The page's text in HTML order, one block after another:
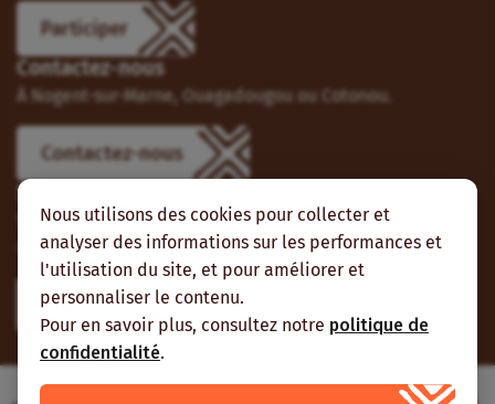
Nous utilisons des cookies pour collecter et
analyser des informations sur les performances et
l'utilisation du site, et pour améliorer et
personnaliser le contenu.
Pour en savoir plus, consultez notre politique de
confidentialité.
Participer
Contactez-nous
À Nogent-sur-Marne, Ouagadougou ou Cotonou.
Contactez-nous
Suivez-nous
Vous pouvez aussi vous abonner à nos flux RSS et nous
suivre sur les réseaux sociaux.